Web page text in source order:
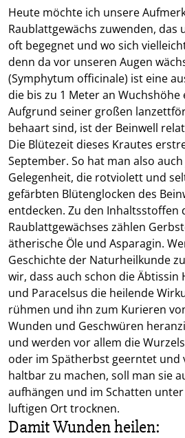
Heute möchte ich unsere
Raublattgewächs zuwenden, das
oft begegnet und wo sich
denn da vor unseren Augen
(Symphytum officinale) ist eine
die bis zu 1 Meter an Wuchshöhe
Aufgrund seiner großen
behaart sind, ist der Beinwell
Die Blütezeit dieses Krautes
September. So hat man also
Gelegenheit, die rotviolett und
gefärbten Blütenglocken des
entdecken. Zu den Inhaltsstoffen
Raublattgewächses zählen
ätherische Öle und Asparagin.
Geschichte der Naturheilkunde
wir, dass auch schon die Äbtissin
und Paracelsus die heilende
rühmen und ihn zum Kurieren
Wunden und Geschwüren
und werden vor allem die
oder im Spätherbst geerntet und
haltbar zu machen, soll man sie
aufhängen und im Schatten
luftigen Ort trocknen.
Damit Wunden heilen: